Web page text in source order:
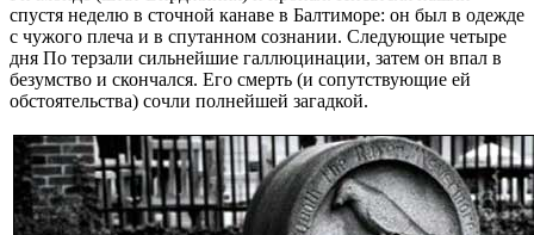
спустя неделю в сточной канаве в Балтиморе: он был в одежде
с чужого плеча и в спутанном сознании. Следующие четыре
дня По терзали сильнейшие галлюцинации, затем он впал в
безумство и скончался. Его смерть (и сопутствующие ей
обстоятельства) сочли полнейшей загадкой.